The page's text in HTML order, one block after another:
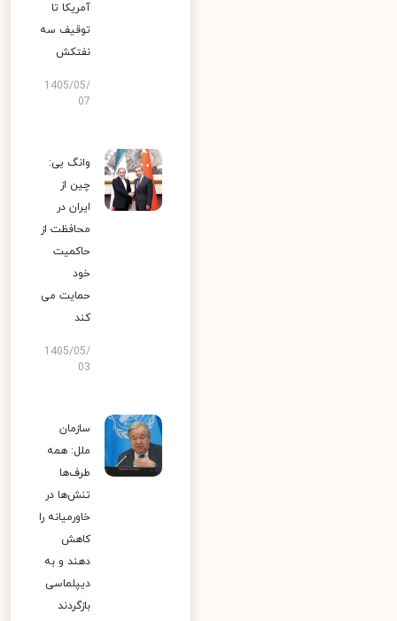
آمریکا تا
توقیف سه
نفتکش
1405/05/
07
وانگ یی:
چین از
ایران در
محافظت از
حاکمیت
خود
حمایت می
کند
1405/05/
03
سازمان
ملل: همه
طرف‌ها
تنش‌ها در
خاورمیانه را
کاهش
دهند و به
دیپلماسی
بازگردند